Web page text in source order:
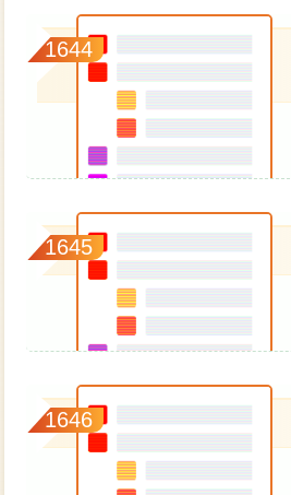
1644
1645
1646